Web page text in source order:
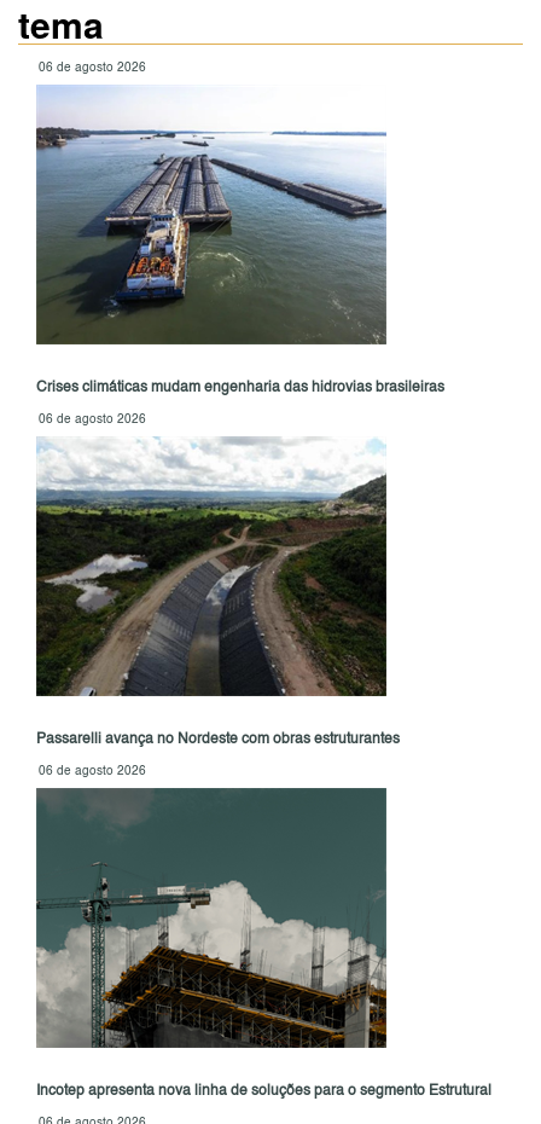
tema
06 de agosto 2026
Crises climáticas mudam engenharia das hidrovias brasileiras
06 de agosto 2026
Passarelli avança no Nordeste com obras estruturantes
06 de agosto 2026
Incotep apresenta nova linha de soluções para o segmento Estrutural